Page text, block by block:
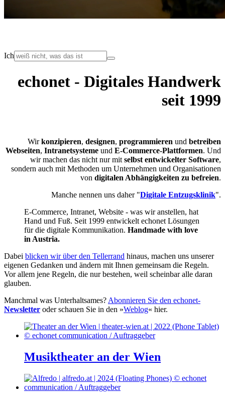
Ich
echonet - Digitales Handwerk
seit 1999
Wirkonzipieren, designen, programmieren und betreiben
Webseiten, Intranetsysteme und E-Commerce-Plattformen. Und
wir machen das nicht nur mit selbst entwickelter Software,
sondern auch mit Methoden um Unternehmen und Organisationen
von digitalen Abhängigkeiten zu befreien.
Manche nennen uns daher "Digitale Entzugsklinik".
E-Commerce, Intranet, Website - was wir anstellen, hat
Hand und Fuß. Seit 1999 entwickelt echonet Lösungen
für die digitale Kommunikation. Handmade with love
in Austria.
Dabei blicken wir über den Tellerrand hinaus, machen uns unserer
eigenen Gedanken und ändern mit Ihnen gemeinsam die Regeln.
Vor allem jene Regeln, die nur bestehen, weil scheinbar alle daran
glauben.
Manchmal was Unterhaltsames? Abonnieren Sie den echonet-
Newsletter oder schauen Sie in den »Weblog« hier.
Musiktheater an der Wien